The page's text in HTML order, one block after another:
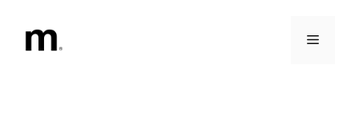
contenuto
Menu